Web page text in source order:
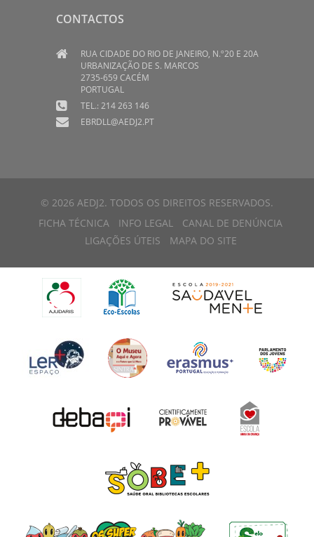
CONTACTOS
RUA CIDADE DO RIO DE JANEIRO, N.º20 E 20A
URBANIZAÇÃO DE S. MARCOS
2735-659 CACÉM
PORTUGAL
TEL.: 214 263 146
EBRDLL@AEDJ2.PT
© 2026 AEDJ2. TODOS OS DIREITOS RESERVADOS.
FICHA TÉCNICA
INFO LEGAL
CANAL DE DENÚNCIA
LIGAÇÕES ÚTEIS
MAPA DO SITE